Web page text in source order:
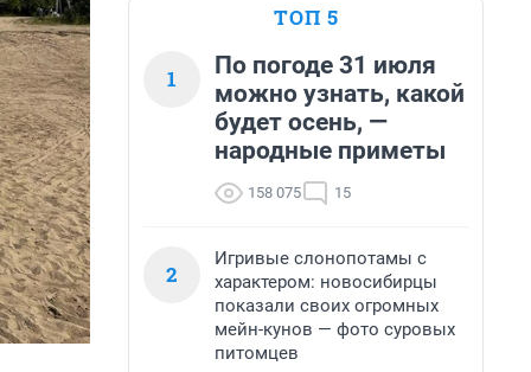
ТОП 5
1
По погоде 31 июля
можно узнать, какой
будет осень, —
народные приметы
158 075 15
2
Игривые слонопотамы с
характером: новосибирцы
показали своих огромных
мейн-кунов — фото суровых
питомцев